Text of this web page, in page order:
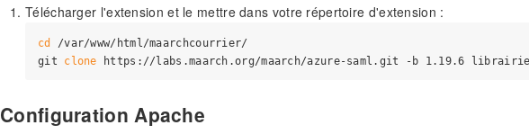
Télécharger l'extension et le mettre dans votre répertoire d'extension :
cd
/var/www/html/maarchcourrier/
git clone
Configuration Apache